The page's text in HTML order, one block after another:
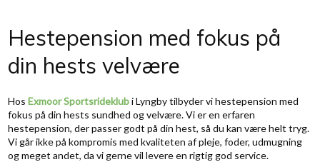
Hestepension med fokus på
din hests velvære​
​​Hos Exmoor Sportsrideklubi Lyngby tilbyder vi hestepension med
fokus på din hests sundhed og velvære. Vi er en erfaren
hestepension, der passer godt på din hest, så du kan være helt tryg.
Vi går ikke på kompromis med kvaliteten af pleje, foder, udmugning
og meget andet, da vi gerne vil levere en rigtig god service.